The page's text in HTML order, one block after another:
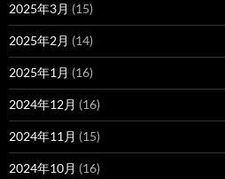
2025年3月 (15)
2025年2月 (14)
2025年1月 (16)
2024年12月 (16)
2024年11月 (15)
2024年10月 (16)